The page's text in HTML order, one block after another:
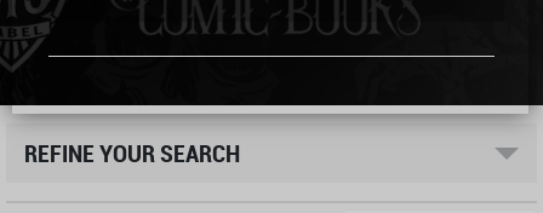
REFINE YOUR SEARCH